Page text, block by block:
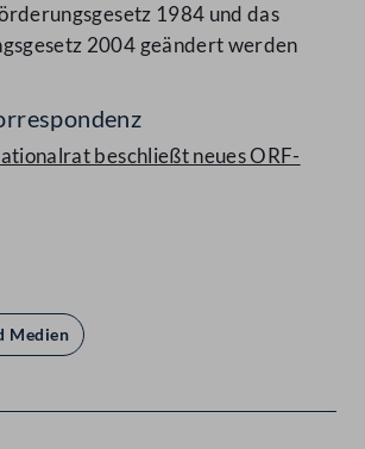
1984 und das
2004 geändert werden
beschließt neues ORF-
Medien